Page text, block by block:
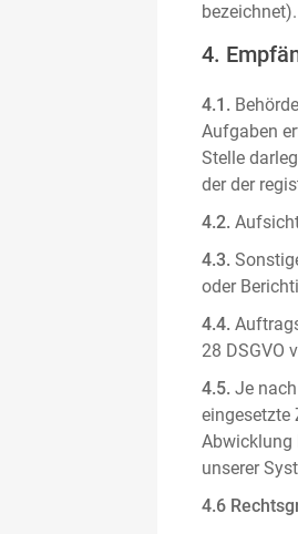
bezeichnet).
4.
4.1.
Aufgaben
Stelle
der der
4.2.
4.3.
oder
4.4.
28 DSGVO
4.5. Je
eingesetzte
Abwicklung
unserer
4.6